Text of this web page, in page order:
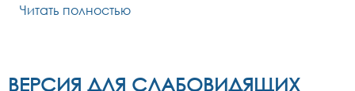
Читать полностью
ВЕРСИЯ ДЛЯ СЛАБОВИДЯЩИХ